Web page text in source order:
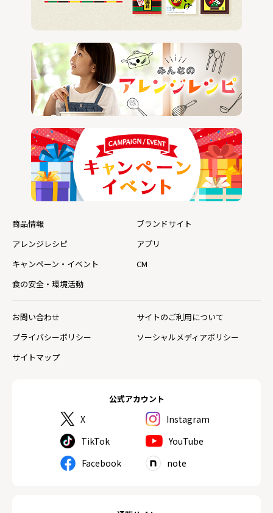
公式アカウント
X
Instagram
TikTok
YouTube
Facebook
note
商品情報
ブランドサイト
アレンジレシピ
アプリ
キャンペーン・イベント
CM
食の安全・環境活動
お問い合わせ
サイトのご利用について
プライバシーポリシー
ソーシャルメディアポリシー
サイトマップ